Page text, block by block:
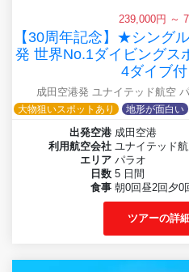
239,000円 ～
【30周年記念】★シング
発 世界No.1ダイビングス
4ダイブ
成田空港発 ユナイテッド航空
大物狙いスポットあり
地形が面白い
出発空港 成田空港
利用航空会社 ユナイテッド
エリア パラオ
日数 5 日間
食事 朝0回昼2回夕0
ツアーの詳